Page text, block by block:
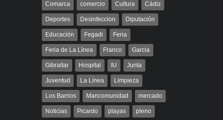
Comarca comercio Cultura Cádiz
Deportes Desinfeccion Diputación
Educación Fegadi Feria
Feria de La Línea Franco Garcia
Gibraltar Hospital IU Junta
Juventud La Línea Limpieza
Los Barrios Mancomunidad mercado
Noticias Picardo playas pleno